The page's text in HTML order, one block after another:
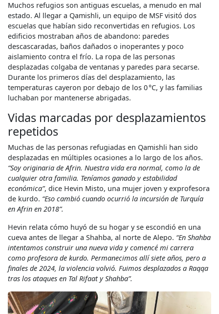
Muchos refugios son antiguas escuelas, a menudo en mal
estado. Al llegar a Qamishli, un equipo de MSF visitó dos
escuelas que habían sido reconvertidas en refugios. Los
edificios mostraban años de abandono: paredes
descascaradas, baños dañados o inoperantes y poco
aislamiento contra el frío. La ropa de las personas
desplazadas colgaba de ventanas y paredes para secarse.
Durante los primeros días del desplazamiento, las
temperaturas cayeron por debajo de los 0 °C, y las familias
luchaban por mantenerse abrigadas.
Vidas marcadas por desplazamientos
repetidos
Muchas de las personas refugiadas en Qamishli han sido
desplazadas en múltiples ocasiones a lo largo de los años.
“Soy originaria de Afrin. Nuestra vida era normal, como la de
cualquier otra familia. Teníamos ganado y estabilidad
económica”, dice Hevin Misto, una mujer joven y exprofesora
de kurdo. “Eso cambió cuando ocurrió la incursión de Turquía
en Afrin en 2018”.
Hevin relata cómo huyó de su hogar y se escondió en una
cueva antes de llegar a Shahba, al norte de Alepo. “En Shahba
intentamos construir una nueva vida y comencé mi carrera
como profesora de kurdo. Permanecimos allí siete años, pero a
finales de 2024, la violencia volvió. Fuimos desplazados a Raqqa
tras los ataques en Tal Rifaat y Shahba”.